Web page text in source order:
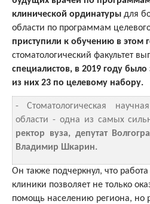
клинической ординатуры для
области по программам
приступили к обучению в этом
стоматологический факультет
специалистов, в 2019 году
из них 23 по целевому набору.
- Стоматологическая
области - одна из самых
ректор вуза, депутат
Владимир Шкарин.
Он также подчеркнул, что работа
клиники позволяет не только
помощь населению региона, но